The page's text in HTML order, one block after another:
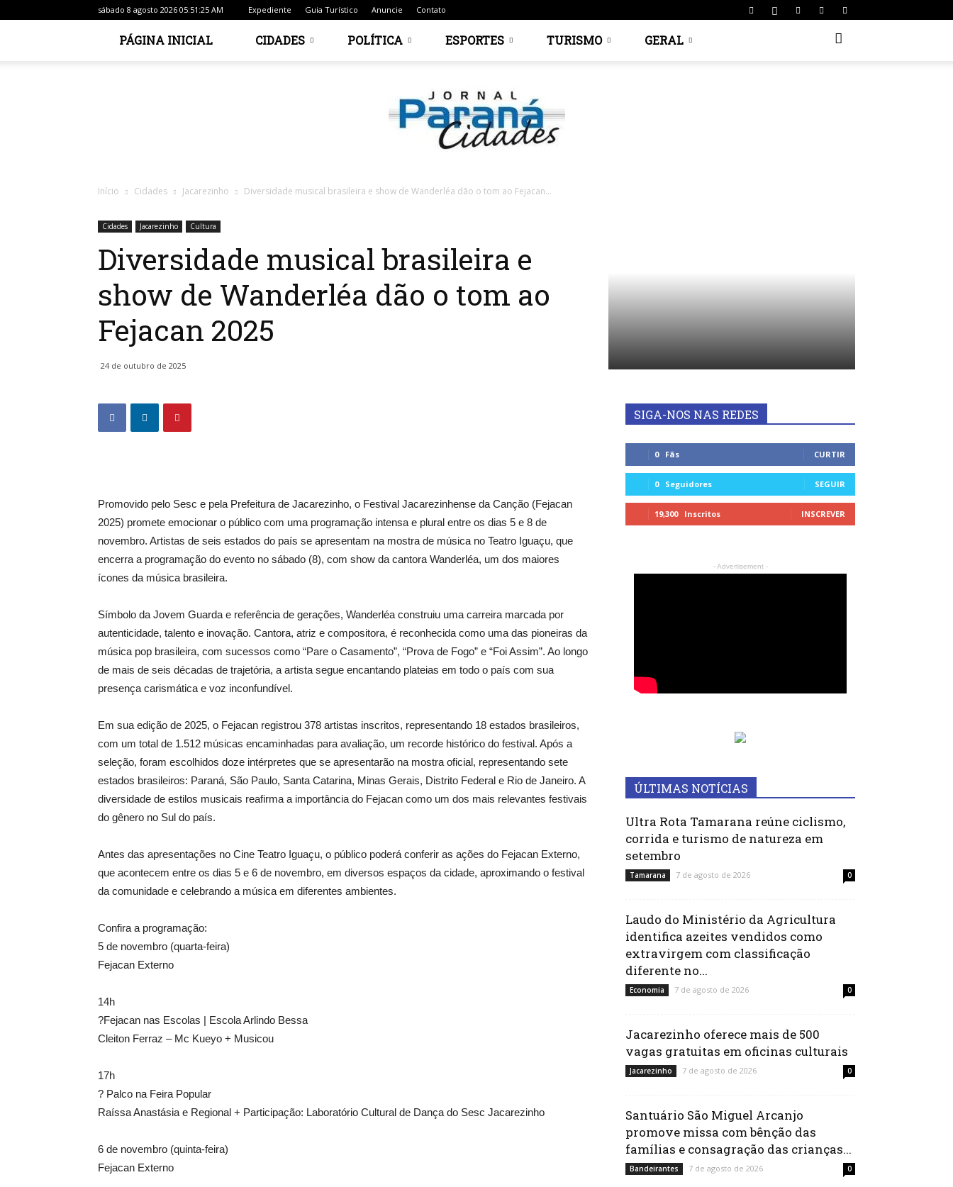
sábado 8 agosto 2026 05:51:25 AM Expediente Guia Turístico Anuncie Contato
PÁGINA INICIAL CIDADES POLÍTICA ESPORTES TURISMO GERAL
Início Cidades Jacarezinho Diversidade musical brasileira e show de Wanderléa dão o tom ao Fejacan...
Cidades Jacarezinho Cultura
Diversidade musical brasileira e
show de Wanderléa dão o tom ao
Fejacan 2025
24 de outubro de 2025
Promovido pelo Sesc e pela Prefeitura de Jacarezinho, o Festival Jacarezinhense da Canção (Fejacan
2025) promete emocionar o público com uma programação intensa e plural entre os dias 5 e 8 de
novembro. Artistas de seis estados do país se apresentam na mostra de música no Teatro Iguaçu, que
encerra a programação do evento no sábado (8), com show da cantora Wanderléa, um dos maiores
ícones da música brasileira.
Símbolo da Jovem Guarda e referência de gerações, Wanderléa construiu uma carreira marcada por
autenticidade, talento e inovação. Cantora, atriz e compositora, é reconhecida como uma das pioneiras da
música pop brasileira, com sucessos como “Pare o Casamento”, “Prova de Fogo” e “Foi Assim”. Ao longo
de mais de seis décadas de trajetória, a artista segue encantando plateias em todo o país com sua
presença carismática e voz inconfundível.
Em sua edição de 2025, o Fejacan registrou 378 artistas inscritos, representando 18 estados brasileiros,
com um total de 1.512 músicas encaminhadas para avaliação, um recorde histórico do festival. Após a
seleção, foram escolhidos doze intérpretes que se apresentarão na mostra oficial, representando sete
estados brasileiros: Paraná, São Paulo, Santa Catarina, Minas Gerais, Distrito Federal e Rio de Janeiro. A
diversidade de estilos musicais reafirma a importância do Fejacan como um dos mais relevantes festivais
do gênero no Sul do país.
Antes das apresentações no Cine Teatro Iguaçu, o público poderá conferir as ações do Fejacan Externo,
que acontecem entre os dias 5 e 6 de novembro, em diversos espaços da cidade, aproximando o festival
da comunidade e celebrando a música em diferentes ambientes.
Confira a programação:
5 de novembro (quarta-feira)
Fejacan Externo
14h
?Fejacan nas Escolas | Escola Arlindo Bessa
Cleiton Ferraz – Mc Kueyo + Musicou
17h
? Palco na Feira Popular
Raíssa Anastásia e Regional + Participação: Laboratório Cultural de Dança do Sesc Jacarezinho
6 de novembro (quinta-feira)
Fejacan Externo
SIGA-NOS NAS REDES
0 Fãs CURTIR
0 Seguidores SEGUIR
19,300 Inscritos INSCREVER
- Advertisement -
ÚLTIMAS NOTÍCIAS
Ultra Rota Tamarana reúne ciclismo,
corrida e turismo de natureza em
setembro
Tamarana 7 de agosto de 2026 0
Laudo do Ministério da Agricultura
identifica azeites vendidos como
extravirgem com classificação
diferente no...
Economia 7 de agosto de 2026 0
Jacarezinho oferece mais de 500
vagas gratuitas em oficinas culturais
Jacarezinho 7 de agosto de 2026 0
Santuário São Miguel Arcanjo
promove missa com bênção das
famílias e consagração das crianças...
Bandeirantes 7 de agosto de 2026 0